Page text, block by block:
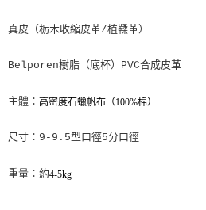
真皮（栃木收縮皮革/植鞣革）
Belporen樹脂（底杯）PVC合成皮革
主體： 高密度石蠟帆布（100%棉）
尺寸：9-9.5型口徑5分口徑
重量：約4-5kg